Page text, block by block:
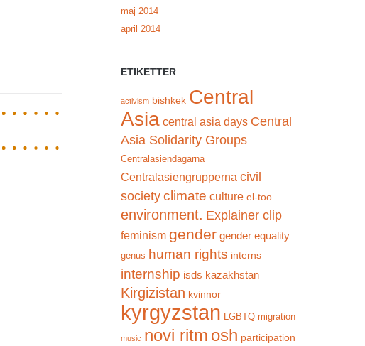
maj 2014
april 2014
ETIKETTER
activism bishkek Central
Asia central asia days Central
Asia Solidarity Groups
Centralasiendagarna
Centralasiengrupperna civil
society climate culture el-too
environment. Explainer clip
feminism gender gender equality
genus human rights interns
internship isds kazakhstan
Kirgizistan kvinnor
kyrgyzstan LGBTQ migration
music novi ritm osh participation